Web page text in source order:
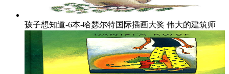
孩子想知道-6本-哈瑟尔特国际插画大奖 伟大的建筑师